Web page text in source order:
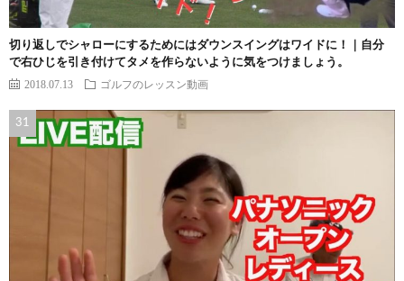
切り返しでシャローにするためにはダウンスイングはワイドに！｜自分
で右ひじを引き付けてタメを作らないように気をつけましょう。
2018.07.13 ゴルフのレッスン動画